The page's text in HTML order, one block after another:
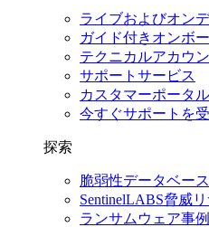
ライブおよびオン
ガイド付きオンボ
テクニカルアカウ
サポートサービス
カスタマーポータル
今すぐサポートを
探索
脆弱性データベース
SentinelLABS脅威
ランサムウェア事